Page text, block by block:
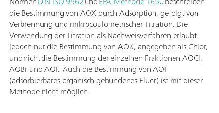
die Bestimmung von AOX durch Adsorption, gefolgt von
Verbrennung und mikrocoulometrischer Titration. Die
Verwendung der Titration als Nachweisverfahren erlaubt
jedoch nur die Bestimmung von AOX, angegeben als Chlor,
und nicht die Bestimmung der einzelnen Fraktionen AOCl,
AOBr und AOI. Auch die Bestimmung von AOF
(adsorbierbares organisch gebundenes Fluor) ist mit dieser
Methode nicht möglich.